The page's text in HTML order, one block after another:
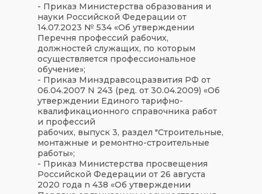
- Приказ Министерства образования и
науки Российской Федерации от
14.07.2023 № 534 «Об утверждении
Перечня профессий рабочих,
должностей служащих, по которым
осуществляется профессиональное
обучение»;
- Приказ Минздравсоцразвития РФ от
06.04.2007 N 243 (ред. от 30.04.2009) «Об
утверждении Единого тарифно-
квалификационного справочника работ
и профессий
рабочих, выпуск 3, раздел "Строительные,
монтажные и ремонтно-строительные
работы»;
- Приказ Министерства просвещения
Российской Федерации от 26 августа
2020 года n 438 «Об утверждении